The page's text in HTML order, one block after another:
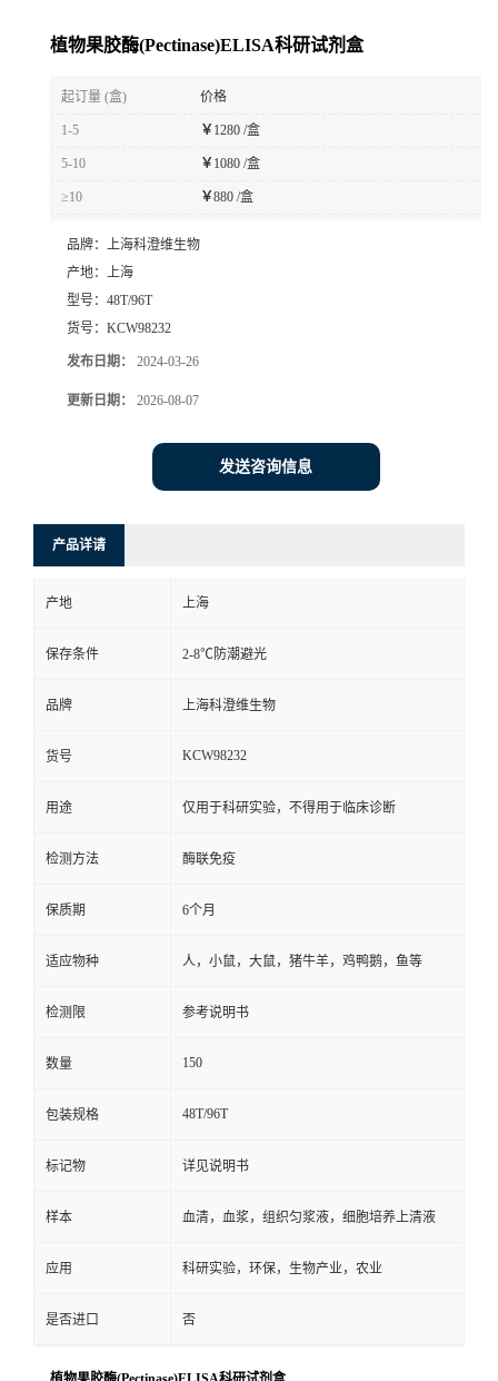
植物果胶酶(Pectinase)ELISA科研试剂盒
起订量 (盒) 价格
1-5 ￥1280 /盒
5-10 ￥1080 /盒
≥10 ￥880 /盒
品牌：
上海科澄维生物
产地：
上海
型号： 48T/96T
货号： KCW98232
发布日期： 2024-03-26
更新日期： 2026-08-07
发送咨询信息
产品详请
产地 上海
保存条件 2-8℃防潮避光
品牌 上海科澄维生物
货号 KCW98232
用途 仅用于科研实验，不得用于临床诊断
检测方法 酶联免疫
保质期 6个月
适应物种 人，小鼠，大鼠，猪牛羊，鸡鸭鹅，鱼等
检测限 参考说明书
数量 150
包装规格 48T/96T
标记物 详见说明书
样本 血清，血浆，组织匀浆液，细胞培养上清液
应用 科研实验，环保，生物产业，农业
是否进口 否